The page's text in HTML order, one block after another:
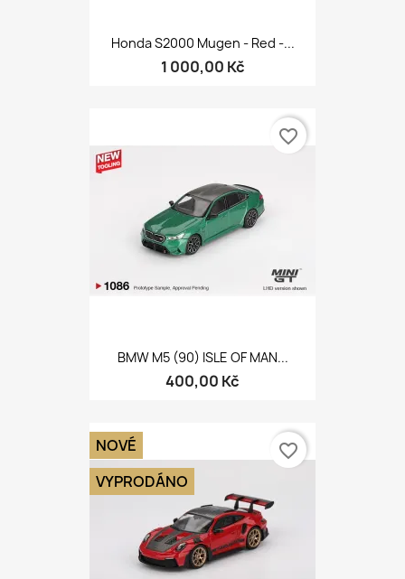
Honda S2000 Mugen - Red -...
1 000,00 Kč
BMW M5 (90) ISLE OF MAN...
400,00 Kč
favorite_border
NOVÉ
VYPRODÁNO
favorite_border